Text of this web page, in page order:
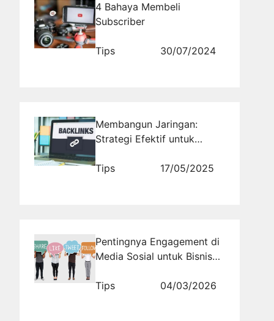
4 Bahaya Membeli
Subscriber
Tips 30/07/2024
Membangun Jaringan:
Strategi Efektif untuk
Komunitas
Tips 17/05/2025
Pentingnya Engagement di
Media Sosial untuk Bisnis
Tips
04/03/2026